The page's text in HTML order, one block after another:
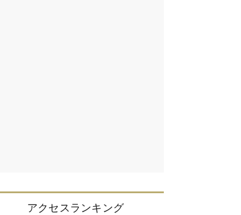
アクセスランキング